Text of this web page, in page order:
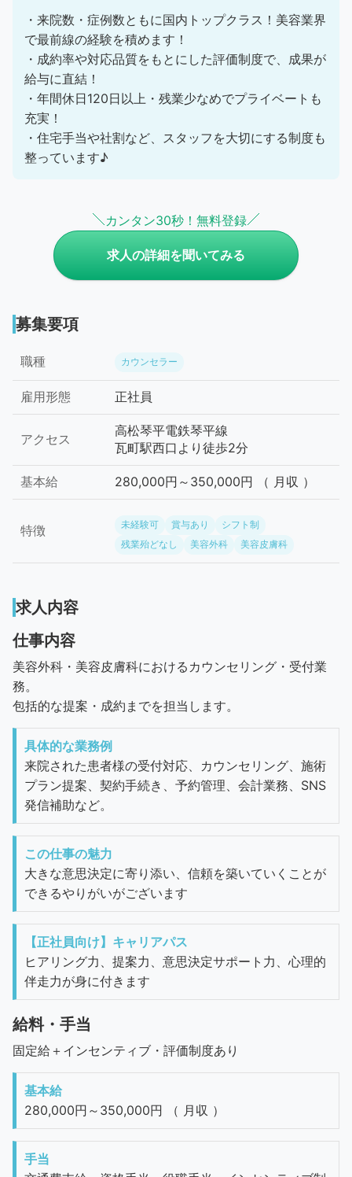
・来院数・症例数ともに国内トップクラス！美容業界
で最前線の経験を積めます！
・成約率や対応品質をもとにした評価制度で、成果が
給与に直結！
・年間休日120日以上・残業少なめでプライベートも
充実！
・住宅手当や社割など、スタッフを大切にする制度も
整っています♪
カンタン30秒！無料登録
求人の詳細を聞いてみる
募集要項
職種 カウンセラー
雇用形態 正社員
アクセス
高松琴平電鉄琴平線
瓦町駅西口より徒歩2分
基本給 280,000円～350,000円 （ 月収 ）
特徴 未経験可 賞与あり
シフト制
残業殆どなし
美容外科 美容皮膚科
求人内容
仕事内容
美容外科・美容皮膚科におけるカウンセリング・受付業
務。
包括的な提案・成約までを担当します。
具体的な業務例
来院された患者様の受付対応、カウンセリング、施術
プラン提案、契約手続き、予約管理、会計業務、SNS
発信補助など。
この仕事の魅力
大きな意思決定に寄り添い、信頼を築いていくことが
できるやりがいがございます
【正社員向け】キャリアパス
ヒアリング力、提案力、意思決定サポート力、心理的
伴走力が身に付きます
給料・手当
固定給＋インセンティブ・評価制度あり
基本給
280,000円～350,000円 （ 月収 ）
手当